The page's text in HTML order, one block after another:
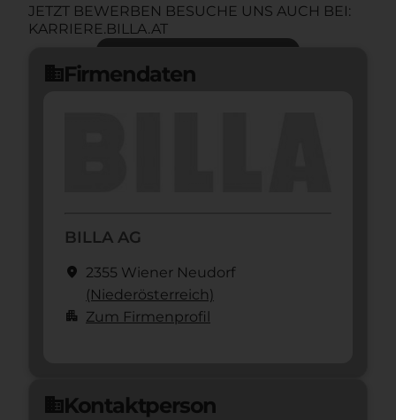
JETZT BEWERBEN BESUCHE UNS AUCH BEI:
KARRIERE.BILLA.AT
domainFirmendaten
BILLA AG
location_on 2355 Wiener Neudorf
(Nieder­österreich)
apartment Zum Firmenprofil
domainKontaktperson